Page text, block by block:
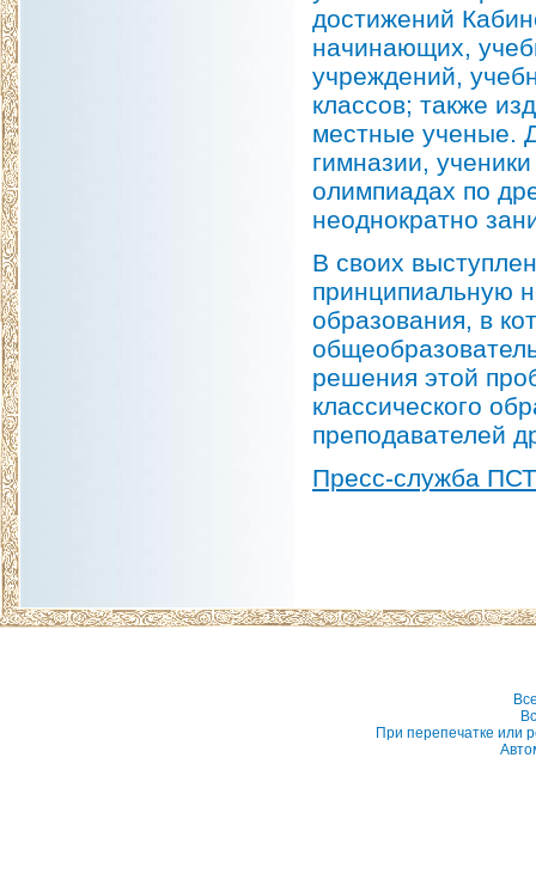
достижений
начинающих,
учреждений,
классов; также
местные ученые.
гимназии,
олимпиадах по
неоднократно
В своих
принципиальную
образования, в
решения этой
классического
преподавателей
Пресс-служба
При перепечатке или